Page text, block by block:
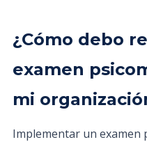
¿Cómo debo
examen
mi
Implementar un examen